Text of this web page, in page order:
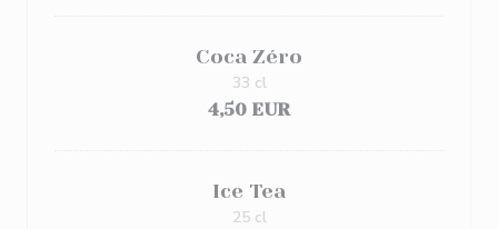
Coca Zéro
4,50 EUR
33 cl
Ice Tea
25 cl